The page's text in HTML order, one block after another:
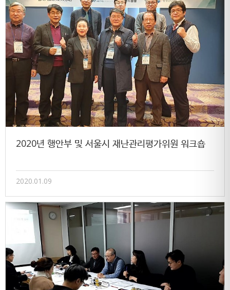
2020년 행안부 및 서울시 재난관리평가위원 워크숍
2020.01.09